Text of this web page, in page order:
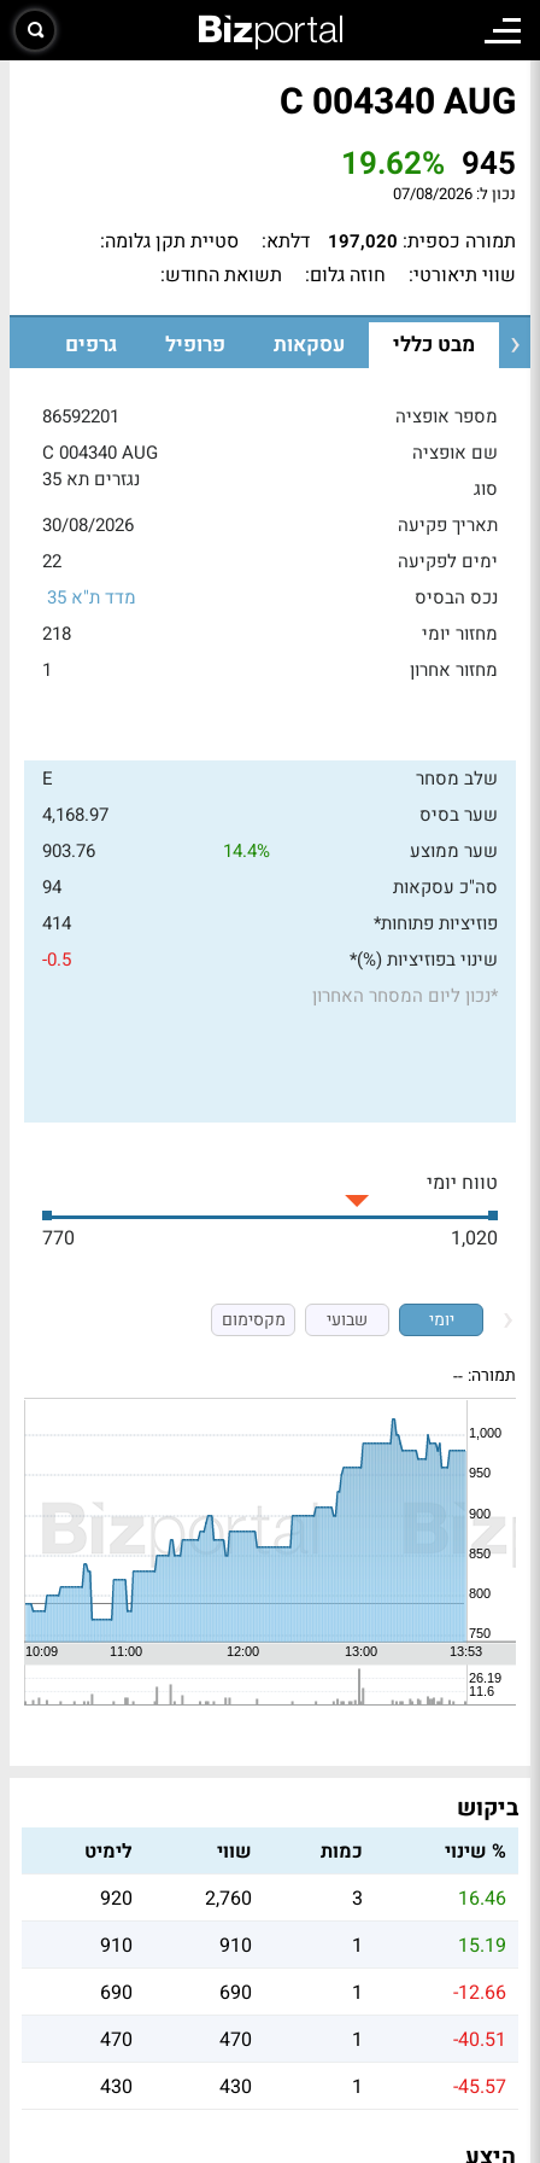
C 004340 AUG
945
19.62%
נכון ל: 07/08/2026
תמורה כספית: 197,020 דלתא:
סטיית תקן גלומה:
שווי תיאורטי:
חוזה גלום: תשואת החודש:
מבט כללי עסקאות פרופיל גרפים
מספר אופציה
86592201
שם אופציה
C 004340 AUG
סוג
נגזרים תא 35
תאריך פקיעה
30/08/2026
ימים לפקיעה
22
נכס הבסיס
מדד ת"א 35
מחזור יומי
218
מחזור אחרון
1
שלב מסחר
E
שער בסיס
4,168.97
שער ממוצע
14.4%
903.76
סה"כ עסקאות
94
פוזיציות פתוחות*
414
שינוי בפוזיציות (%)*
-0.5
*נכון ליום המסחר האחרון
טווח יומי
1,020
770
יומי שבועי מקסימום
תמורה: --
ביקוש
% שינוי כמות שווי
לימיט
16.46
3
2,760
920
15.19
1
910
910
-12.66
1
690
690
-40.51
1
470
470
-45.57
1
430
430